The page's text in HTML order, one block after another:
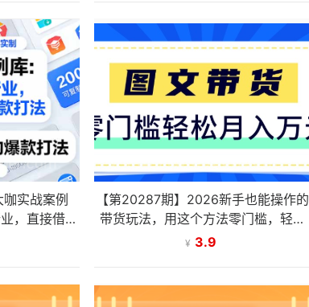
咖实战案例
，直接借鉴
新3月）
【第20287期】2026新手也能操作的
带货玩法，用这个方法零门槛，轻松
月入10000+
¥ 3.9